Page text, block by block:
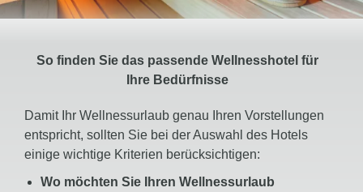
So finden Sie das passende Wellnesshotel für
Ihre Bedürfnisse
Damit Ihr Wellnessurlaub genau Ihren Vorstellungen
entspricht, sollten Sie bei der Auswahl des Hotels
einige wichtige Kriterien berücksichtigen:
Wo möchten Sie Ihren Wellnessurlaub